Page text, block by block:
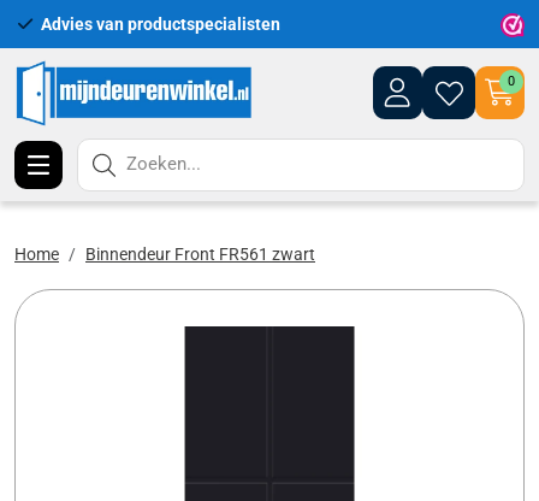
Advies van productspecialisten
0
Zoeken...
Home Binnendeur Front FR561 zwart